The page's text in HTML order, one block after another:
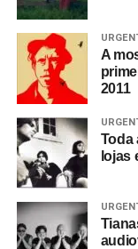
A
2011
Toda
lojas